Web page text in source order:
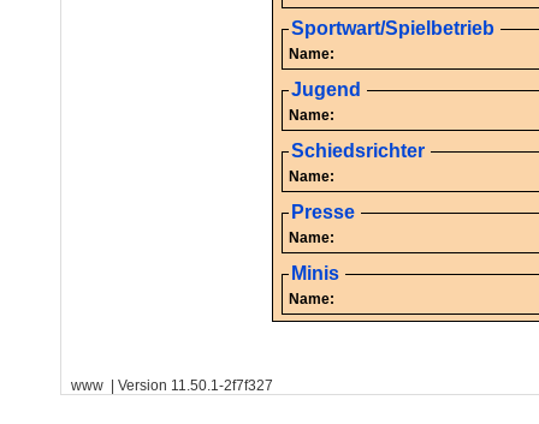
Sportwart/Spielbetrieb
Name:
Jugend
Name:
Schiedsrichter
Name:
Presse
Name:
Minis
Name:
www | Version 11.50.1-2f7f327